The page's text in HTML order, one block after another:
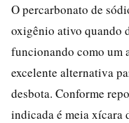
O percarbonato de
oxigênio ativo quando
funcionando como um
excelente alternativa
desbota. Conforme
indicada é meia xícara